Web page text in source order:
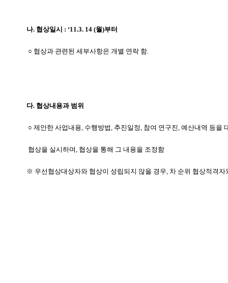
나. 협상일시 : ‘11.3. 14 (월)부터
○ 협상과 관련된 세부사항은 개별 연락 함.
다. 협상내용과 범위
○ 제안한 사업내용, 수행방법, 추진일정, 참여 연구진, 예산내역 등을
협상을 실시하며, 협상을 통해 그 내용을 조정함
※ 우선협상대상자와 협상이 성립되지 않을 경우, 차 순위 협상적격자